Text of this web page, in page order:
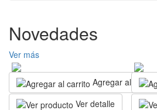
Novedades
Ver más
Agregar al carrito
Ver detalle